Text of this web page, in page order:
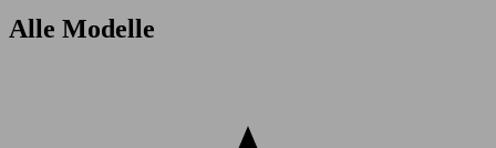
Alle Modelle